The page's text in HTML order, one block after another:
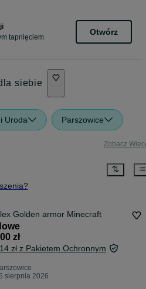
tapnięciem
Otwórz
siebie
Uroda Parszowice
Zobacz
Golden armor Minecraft
zł
zł z Pakietem Ochronnym
sierpnia 2026